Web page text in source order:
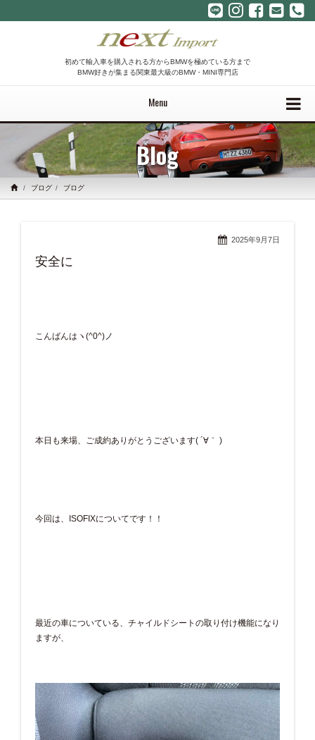
初めて輸入車を購入される方からBMWを極めている方まで
BMW好きが集まる関東最大級のBMW・MINI専門店
Menu
Blog
ブログ ブログ
2025年9月7日
安全に
こんばんはヽ(^0^)ノ
本日も来場、ご成約ありがとうございます( ´∀｀ )
今回は、ISOFIXについてです！！
最近の車についている、チャイルドシートの取り付け機能になり
ますが、